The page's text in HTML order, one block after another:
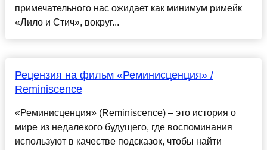
примечательного нас ожидает как минимум римейк
«Лило и Стич», вокруг...
Рецензия на фильм «Реминисценция» /
Reminiscence
«Реминисценция» (Reminiscence) – это история о
мире из недалекого будущего, где воспоминания
используют в качестве подсказок, чтобы найти